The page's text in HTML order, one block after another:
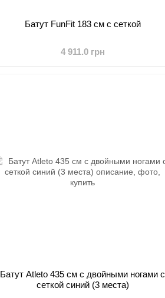
Батут FunFit 183 см с сеткой
4 911.0 грн
Батут Atleto 435 см с двойными ногами с
сеткой синий (3 места)